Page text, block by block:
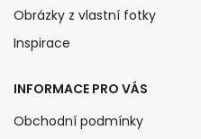
Obrázky z vlastní fotky
Inspirace
INFORMACE PRO VÁS
Obchodní podmínky